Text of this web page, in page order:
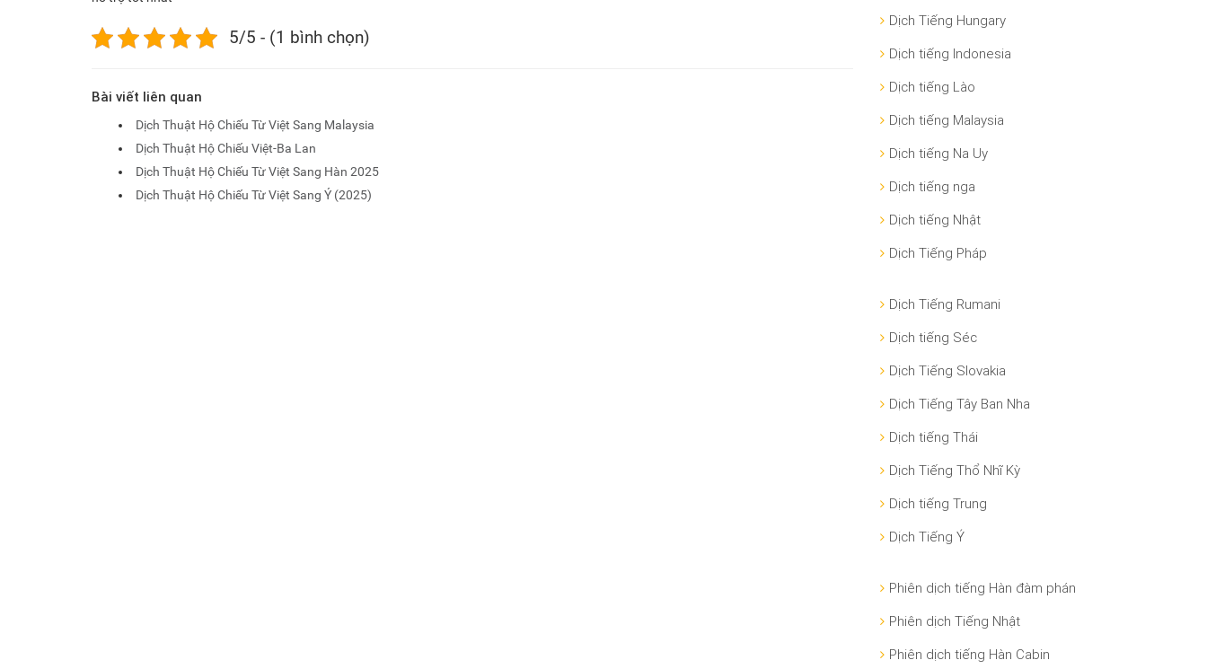
5/5 - (1 bình chọn)
Bài viết liên quan
Dịch Thuật Hộ Chiếu Từ Việt Sang Malaysia
Dịch Thuật Hộ Chiếu Việt-Ba Lan
Dịch Thuật Hộ Chiếu Từ Việt Sang Hàn 2025
Dịch Thuật Hộ Chiếu Từ Việt Sang Ý (2025)
Dịch Tiếng Hungary
Dịch tiếng Indonesia
Dịch tiếng Lào
Dịch tiếng Malaysia
Dịch tiếng Na Uy
Dịch tiếng nga
Dịch tiếng Nhật
Dịch Tiếng Pháp
Dịch Tiếng Rumani
Dịch tiếng Séc
Dịch Tiếng Slovakia
Dịch Tiếng Tây Ban Nha
Dịch tiếng Thái
Dịch Tiếng Thổ Nhĩ Kỳ
Dịch tiếng Trung
Dịch Tiếng Ý
Phiên dịch tiếng Hàn đàm phán
Phiên dịch Tiếng Nhật
Phiên dịch tiếng Hàn Cabin